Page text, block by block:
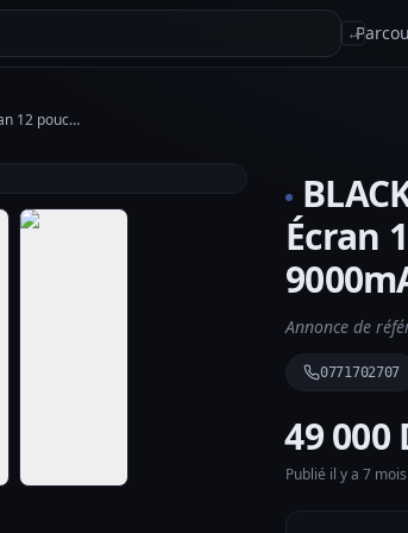
↵
BLACKVIEW Mega 2 8GB/256GB - Écran 12 pouces et batterie 9000mAh
Écran
Annonce de
0771702707
⁦49 000
Publié il y a 7 mois